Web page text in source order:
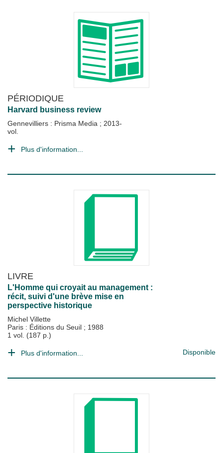
PÉRIODIQUE
Harvard business review
Gennevilliers : Prisma Media ; 2013-
vol.
Plus d'information...
LIVRE
L'Homme qui croyait au management :
récit, suivi d'une brève mise en
perspective historique
Michel Villette
Paris : Éditions du Seuil ; 1988
1 vol. (187 p.)
Plus d'information... Disponible